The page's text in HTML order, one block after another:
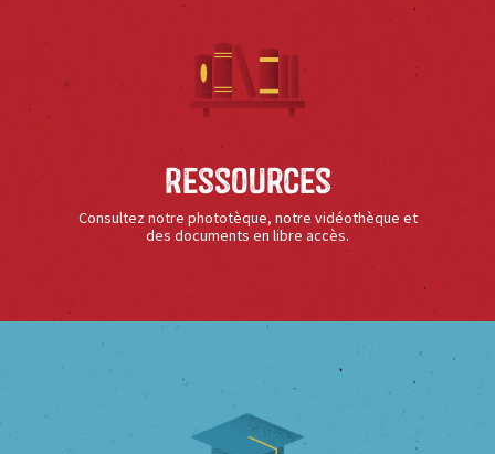
Ressources
Consultez notre phototèque, notre vidéothèque et
des documents en libre accès.